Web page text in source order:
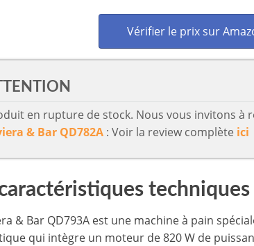
Vérifier le prix sur
en rupture de stock. Nous vous invitons à
& Bar QD782A : Voir la review complète ici
caractéristiques techniques
& Bar QD793A est une machine à pain
qui intègre un moteur de 820 W de